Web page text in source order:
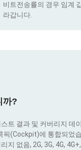
비트전송률의 경우 임계
라갑니다.
까?
트 결과 및 커버리지 데
(Cockpit)에 통합되었
없음, 2G, 3G, 4G,